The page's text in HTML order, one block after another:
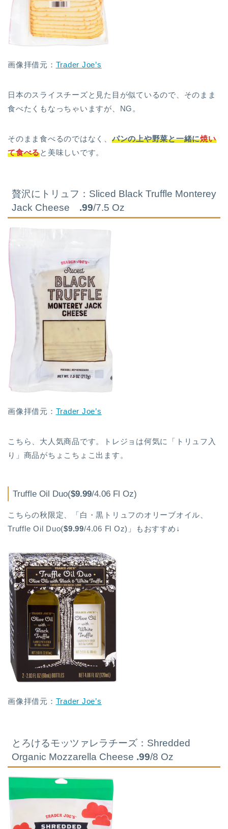
画像拝借元： Trader Joe’s
日本のスライスチーズと見た目が似ているので、そのまま
食べたくもなっちゃいますが、NG。
そのまま食べるのではなく、 パンの上や野菜と一緒に焼い
て食べると美味しいです。
贅沢にトリュフ：Sliced Black Truffle Monterey
Jack Cheese .99/7.5 Oz
画像拝借元： Trader Joe’s
こちら、大人気商品です。トレジョは何気に「トリュフ入
り」商品がちょこちょこ出ます。
Truffle Oil Duo($9.99/4.06 Fl Oz)
こちらの秋限定、「白・黒トリュフのオリーブオイル、
Truffle Oil Duo($9.99/4.06 Fl Oz)」もおすすめ↓
画像拝借元： Trader Joe’s
とろけるモッツァレラチーズ：Shredded
Organic Mozzarella Cheese .99/8 Oz